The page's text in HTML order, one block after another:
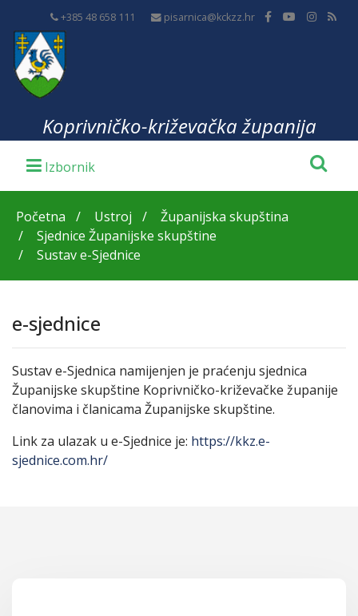
+385 48 658 111 pisarnica@kckzz.hr
Koprivničko-križevačka županija
Početna Ustroj
Županijska skupština
Sjednice Županijske skupštine
Sustav e-Sjednice
e-sjednice
Sustav e-Sjednica namijenjen je praćenju sjednica
Županijske skupštine Koprivničko-križevačke županije
članovima i članicama Županijske skupštine.
Link za ulazak u e-Sjednice je: https://kkz.e-
sjednice.com.hr/